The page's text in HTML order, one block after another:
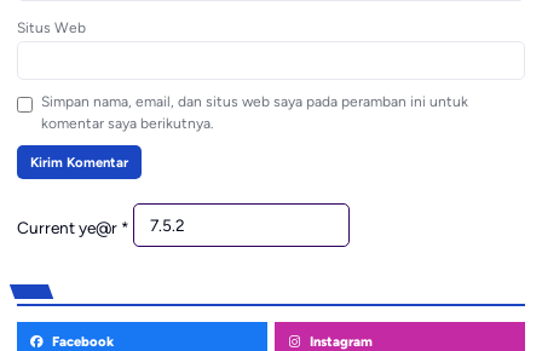
Situs Web
Simpan nama, email, dan situs web saya pada peramban ini untuk
komentar saya berikutnya.
Current ye@r *
Facebook Instagram